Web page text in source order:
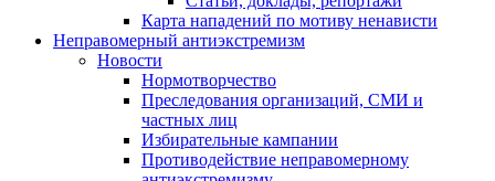
Карта нападений по мотиву ненависти
Неправомерный антиэкстремизм
Новости
Нормотворчество
Преследования организаций, СМИ и
частных лиц
Избирательные кампании
Противодействие неправомерному